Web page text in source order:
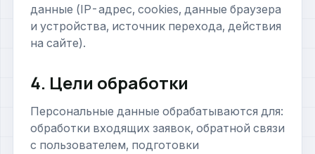
данные (IP-адрес, cookies, данные браузера
и устройства, источник перехода, действия
на сайте).
4. Цели обработки
Персональные данные обрабатываются для:
обработки входящих заявок, обратной связи
с пользователем, подготовки